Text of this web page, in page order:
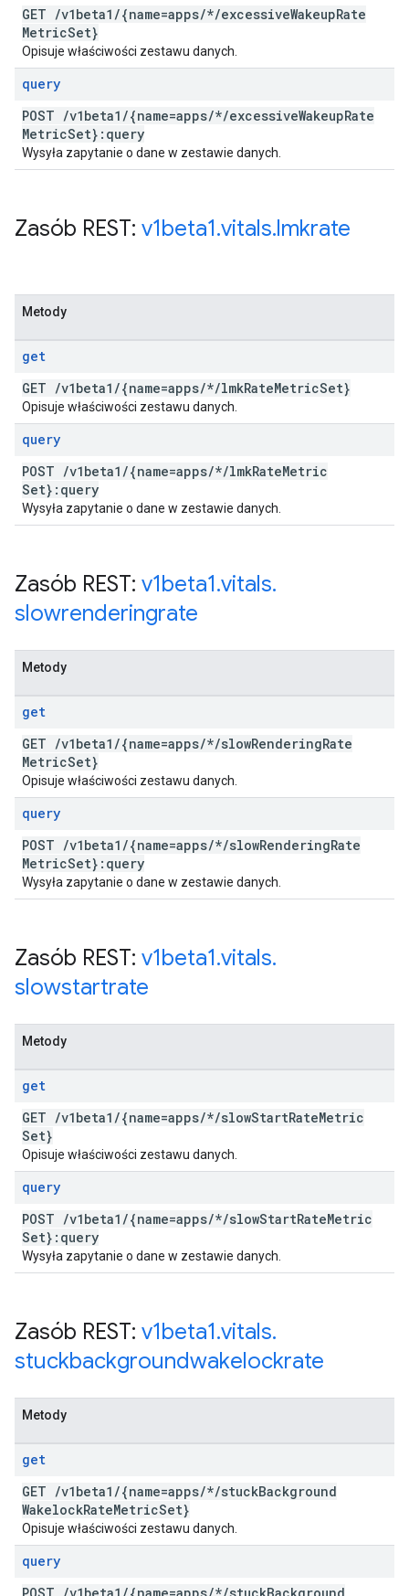
GET /v1beta1 /{name=apps/*/excessiveWakeupRate
MetricSet}
Opisuje właściwości zestawu danych.
query
POST /v1beta1 /{name=apps/*/excessiveWakeupRate
MetricSet}:query
Wysyła zapytanie o dane w zestawie danych.
Zasób REST: v1beta1.vitals.lmkrate
Metody
get
GET /v1beta1 /{name=apps/*/lmkRateMetricSet}
Opisuje właściwości zestawu danych.
query
POST /v1beta1 /{name=apps/*/lmkRateMetric
Set}:query
Wysyła zapytanie o dane w zestawie danych.
Zasób REST: v1beta1.vitals.
slowrenderingrate
Metody
get
GET /v1beta1 /{name=apps/*/slowRenderingRate
MetricSet}
Opisuje właściwości zestawu danych.
query
POST /v1beta1 /{name=apps/*/slowRenderingRate
MetricSet}:query
Wysyła zapytanie o dane w zestawie danych.
Zasób REST: v1beta1.vitals.
slowstartrate
Metody
get
GET /v1beta1 /{name=apps/*/slowStartRateMetric
Set}
Opisuje właściwości zestawu danych.
query
POST /v1beta1 /{name=apps/*/slowStartRateMetric
Set}:query
Wysyła zapytanie o dane w zestawie danych.
Zasób REST: v1beta1.vitals.
stuckbackgroundwakelockrate
Metody
get
GET /v1beta1 /{name=apps/*/stuckBackground
WakelockRateMetricSet}
Opisuje właściwości zestawu danych.
query